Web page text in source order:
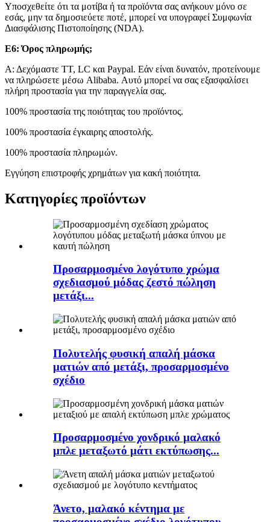
Υποσχεθείτε ότι τα μοτίβα ή τα προϊόντα σας ανήκουν μόνο σε
εσάς, μην τα δημοσιεύετε ποτέ, μπορεί να υπογραφεί Συμφωνία
Διασφάλισης Πιστοποίησης (NDA).
Ε6: Όρος πληρωμής;
Α: Δεχόμαστε TT, LC και Paypal. Εάν είναι δυνατόν, προτείνουμε
να πληρώσετε μέσω Alibaba. Αυτό μπορεί να σας εξασφαλίσει
πλήρη προστασία για την παραγγελία σας.
100% προστασία της ποιότητας του προϊόντος.
100% προστασία έγκαιρης αποστολής.
100% προστασία πληρωμών.
Εγγύηση επιστροφής χρημάτων για κακή ποιότητα.
Κατηγορίες προϊόντων
Προσαρμοσμένο λογότυπο χρώμα
σχεδιασμού μόδας ζεστό πώληση
μετάξι...
Πολυτελής φυσική απαλή μάσκα
ματιών από μετάξι, προσαρμοσμένο
σχέδιο
Προσαρμοσμένο χονδρικό μαλακό
μπλε μεταξωτό μάτι εκτύπωσης...
Άνετο, μαλακό κέντημα με